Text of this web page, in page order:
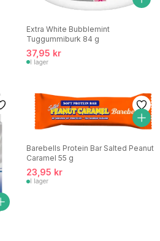
Extra White Bubblemint
Tuggummiburk 84 g
37,95 kr
I lager
Barebells Protein Bar Salted Peanut
Caramel 55 g
23,95 kr
I lager